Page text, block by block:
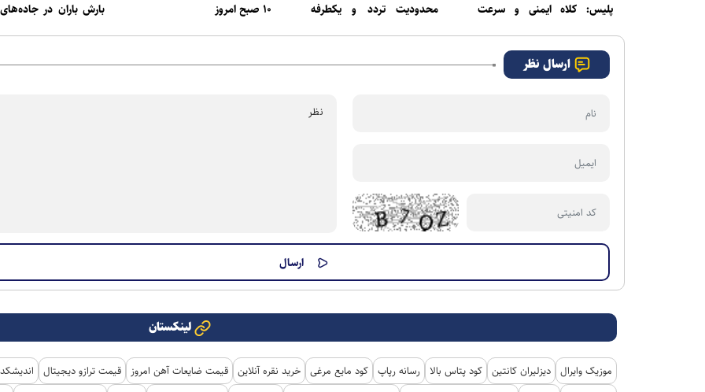
پلیس: کلاه ایمنی و سرعت
محدودیت تردد و یکطرفه
۱۰ صبح امروز
بارش باران در
ارسال نظر
لینکستان
موزیک وایرال دیزلیران کانتین کود پتاس بالا رسانه رپاپ کود مایع مرغی خرید نقره آنلاین قیمت ضایعات آهن امروز قیمت ترازو دیجیتال